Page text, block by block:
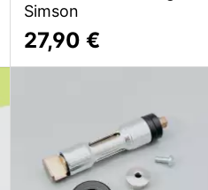
Simson
27,90 €